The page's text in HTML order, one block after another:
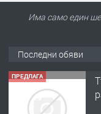
Има само един
Последни обяви
ПРЕДЛАГА